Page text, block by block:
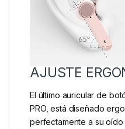
AJUSTE
El último auricular de
PRO, está diseñado
perfectamente a su